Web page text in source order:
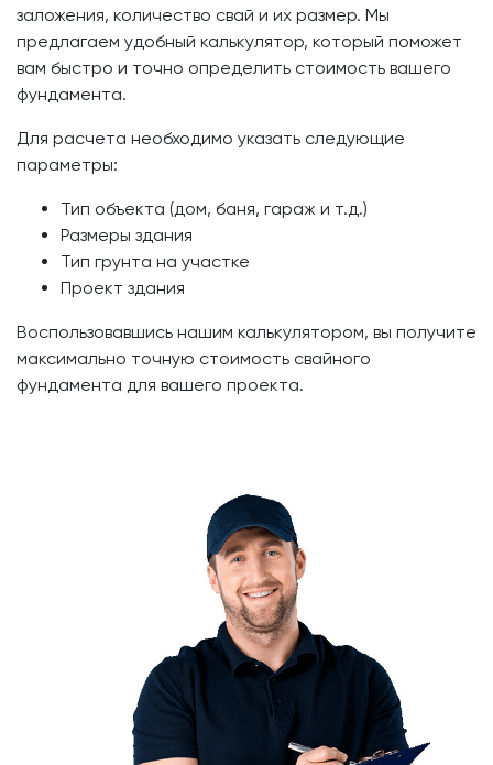
заложения, количество свай и их размер. Мы
предлагаем удобный калькулятор, который поможет
вам быстро и точно определить стоимость вашего
фундамента.
Для расчета необходимо указать следующие
параметры:
Тип объекта (дом, баня, гараж и т.д.)
Размеры здания
Тип грунта на участке
Проект здания
Воспользовавшись нашим калькулятором, вы получите
максимально точную стоимость свайного
фундамента для вашего проекта.